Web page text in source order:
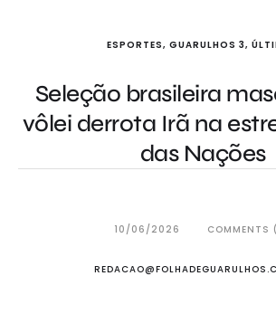
ESPORTES, GUARULHOS 3,
Seleção brasileira
vôlei derrota Irã na
das Nações
10/06/2026 COMMENTS (